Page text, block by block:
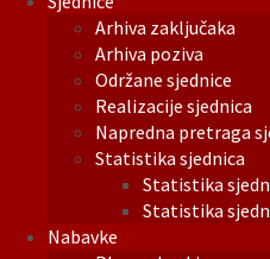
Arhiva zaključaka
Arhiva poziva
Održane sjednice
Realizacije sjednica
Napredna pretraga
Statistika sjednica
Statistika
Statistika
Nabavke